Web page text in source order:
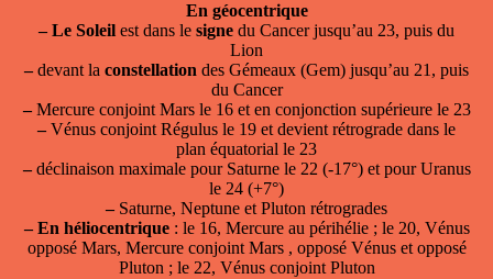
En géocentrique
– Le Soleil est dans le signe du Cancer jusqu’au 23, puis du
Lion
–devant la constellation des Gémeaux (Gem) jusqu’au 21, puis
du Cancer
–Mercure conjoint Mars le 16 et en conjonction supérieure le 23
–Vénus conjoint Régulus le 19 et devient rétrograde dans le
plan équatorial le 23
–déclinaison maximale pour Saturne le 22 (-17°) et pour Uranus
le 24 (+7°)
–Saturne, Neptune et Pluton rétrogrades
– En héliocentrique: le 16, Mercure au périhélie ; le 20, Vénus
opposé Mars, Mercure conjoint Mars , opposé Vénus et opposé
Pluton ; le 22, Vénus conjoint Pluton